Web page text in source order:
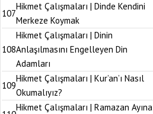
107
Hikmet Çalışmaları | Dinde Kendini
Merkeze Koymak
108
Hikmet Çalışmaları | Dinin
Anlaşılmasını Engelleyen Din
Adamları
109
Hikmet Çalışmaları | Kur’an’ı Nasıl
Okumalıyız?
Hikmet Çalışmaları | Ramazan Ayına